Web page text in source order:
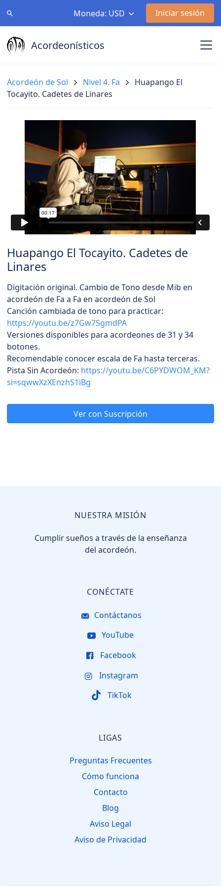
Moneda: USD Iniciar sesión
Acordeonísticos
Acordeón de Sol Nivel 4. Fa
Huapango El
Tocayito. Cadetes de Linares
Huapango El Tocayito. Cadetes de
Linares
Digitación original. Cambio de Tono desde Mib en
acordeón de Fa a Fa en acordeón de Sol
Canción cambiada de tono para practicar:
https://youtu.be/z7Gw7SgmdPA
Versiones disponibles para acordeones de 31 y 34
botones.
Recomendable conocer escala de Fa hasta terceras.
Pista Sin Acordeón: https://youtu.be/C6PYDWOM_KM?
si=sqwwXzXEnzhS1iBg
Ver con Suscripción
NUESTRA MISIÓN
Cumplir sueños a través de la enseñanza
del acordeón.
CONÉCTATE
Contáctanos
YouTube
Facebook
Instagram
TikTok
LIGAS
Preguntas Frecuentes
Cómo funciona
Contacto
Blog
Aviso Legal
Aviso de Privacidad